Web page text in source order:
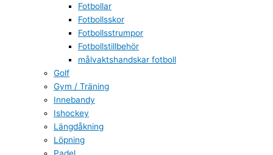
Fotbollar
Fotbollsskor
Fotbollsstrumpor
Fotbollstillbehör
målvaktshandskar fotboll
Golf
Gym / Träning
Innebandy
Ishockey
Längdåkning
Löpning
Padel